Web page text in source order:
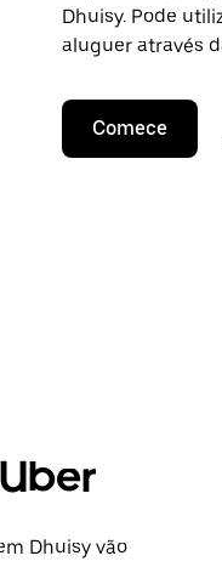
Dhuisy. Pode
aluguer através
Comece
Dhuisy vão